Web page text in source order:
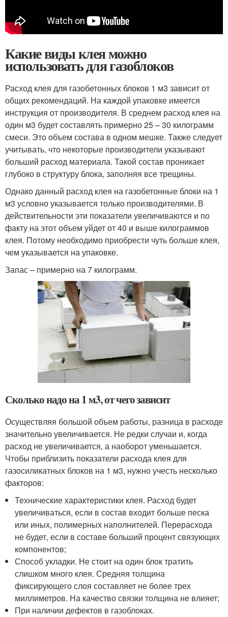
Какие виды клея можно
использовать для газоблоков
Расход клея для газобетонных блоков 1 м3 зависит от
общих рекомендаций. На каждой упаковке имеется
инструкция от производителя. В среднем расход клея на
один м3 будет составлять примерно 25 – 30 килограмм
смеси. Это объем состава в одном мешке. Также следует
учитывать, что некоторые производители указывают
больший расход материала. Такой состав проникает
глубоко в структуру блока, заполняя все трещины.
Однако данный расход клея на газобетонные блоки на 1
м3 условно указывается только производителями. В
действительности эти показатели увеличиваются и по
факту на этот объем уйдет от 40 и выше килограммов
клея. Потому необходимо приобрести чуть больше клея,
чем указывается на упаковке.
Запас – примерно на 7 килограмм.
Сколько надо на 1 м3, от чего зависит
Осуществляя большой объем работы, разница в расходе
значительно увеличивается. Не редки случаи и, когда
расход не увеличивается, а наоборот уменьшается.
Чтобы приблизить показатели расхода клея для
газосиликатных блоков на 1 м3, нужно учесть несколько
факторов:
Технические характеристики клея. Расход будет
увеличиваться, если в состав входит больше песка
или иных, полимерных наполнителей. Перерасхода
не будет, если в составе больший процент связующих
компонентов;
Способ укладки. Не стоит на один блок тратить
слишком много клея. Средняя толщина
фиксирующего слоя составляет не более трех
миллиметров. На качество связки толщина не влияет;
При наличии дефектов в газоблоках.